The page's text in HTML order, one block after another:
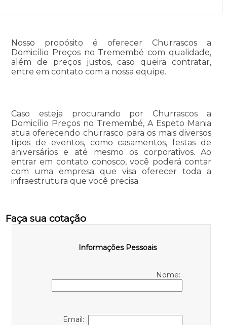
Nosso propósito é oferecer Churrascos a
Domicílio Preços no Tremembé com qualidade,
além de preços justos, caso queira contratar,
entre em contato com a nossa equipe.
Caso esteja procurando por Churrascos a
Domicílio Preços no Tremembé, A Espeto Mania
atua oferecendo churrasco para os mais diversos
tipos de eventos, como casamentos, festas de
aniversários e até mesmo os corporativos. Ao
entrar em contato conosco, você poderá contar
com uma empresa que visa oferecer toda a
infraestrutura que você precisa.
Faça sua cotação
Informações Pessoais
Nome:
Email: